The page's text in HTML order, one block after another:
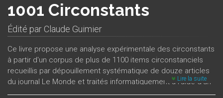
1001 Circonstants
Édité par Claude Guimier
Ce livre propose une analyse expérimentale des circonstants
à partir d'un corpus de plus de 1100 items circonstanciels
recueillis par dépouillement systématique de douze articles
du journal Le Monde et traités informatiquement à l'aide d'un
système de base de données.L'objectif essentiel est
Lire la suite